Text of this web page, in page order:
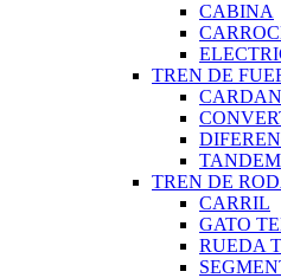
CABINA
TREN DE
TANDEM
TREN DE
CARRIL
GATO
RUEDA